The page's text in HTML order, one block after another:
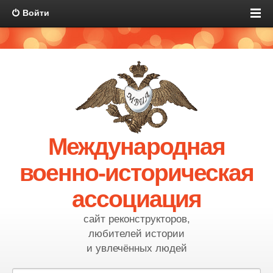
Войти
Международная
военно-историческая
ассоциация
сайт реконструкторов,
любителей истории
и увлечённых людей